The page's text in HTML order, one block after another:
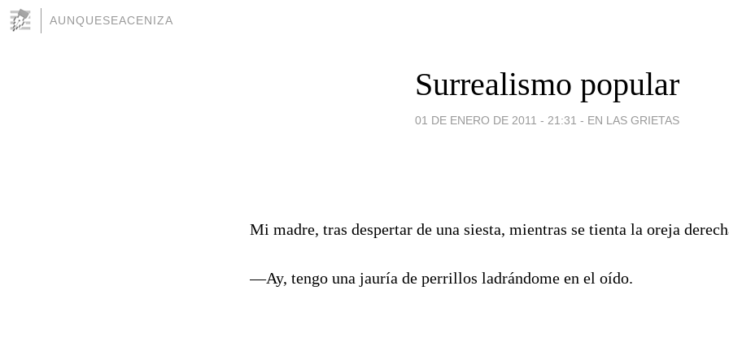
AUNQUESEACENIZA
Surrealismo popular
01 DE ENERO DE 2011 - 21:31 - EN LAS GRIETAS
Mi madre, tras despertar de una siesta, mientras se tienta la oreja
―Ay, tengo una jauría de perrillos ladrándome en el oído.